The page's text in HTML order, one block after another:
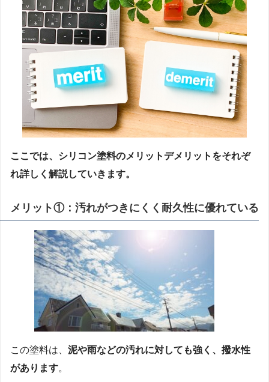
ここでは、シリコン塗料のメリットデメリットをそれぞ
れ詳しく解説していきます。
メリット①： 汚れがつきにくく耐久性に優れている
この塗料は、 泥や雨などの汚れに対しても強く、撥水性
があります。